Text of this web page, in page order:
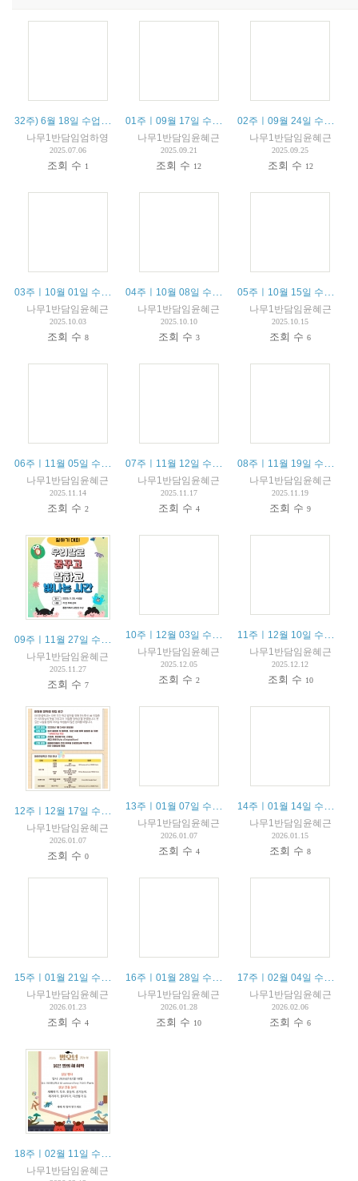
나무1반담임엄하영
2025.07.06
조회 수 1
나무1반담임윤혜근
2025.09.21
조회 수 12
나무1반담임윤혜근
2025.09.25
조회 수 12
나무1반담임윤혜근
2025.10.03
조회 수 8
나무1반담임윤혜근
2025.10.10
조회 수 3
나무1반담임윤혜근
2025.10.15
조회 수6
나무1반담임윤혜근
2025.11.14
조회 수 2
나무1반담임윤혜근
2025.11.17
조회 수 4
나무1반담임윤혜근
2025.11.19
조회 수9
나무1반담임윤혜근
2025.11.27
조회 수 7
나무1반담임윤혜근
2025.12.05
조회 수 2
나무1반담임윤혜근
2025.12.12
조회 수 10
나무1반담임윤혜근
2026.01.07
조회 수 0
나무1반담임윤혜근
2026.01.07
조회 수 4
나무1반담임윤혜근
2026.01.15
조회 수8
나무1반담임윤혜근
2026.01.23
조회 수 4
나무1반담임윤혜근
2026.01.28
조회 수 10
나무1반담임윤혜근
2026.02.06
조회 수6
나무1반담임윤혜근